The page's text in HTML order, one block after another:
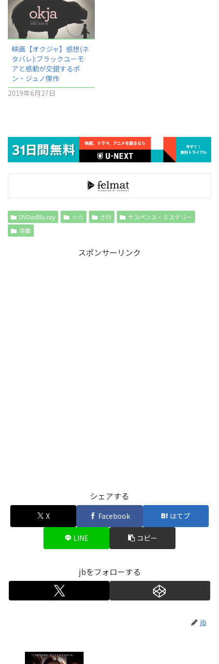
映画【オクジャ】感想(ネ
タバレ):ブラックユーモ
アと感動が交錯するポ
ン・ジュノ傑作
2019年6月27日
DVDorBlu-ray ☆☆ さ行
サスペンス・ミステリー
洋画
スポンサーリンク
シェアする
X Facebook はてブ
LINE コピー
jbをフォローする
jb